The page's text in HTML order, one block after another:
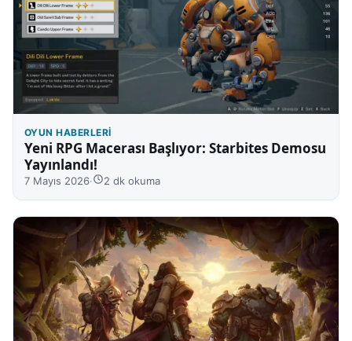
OYUN HABERLERI
Yeni RPG Macerası Başlıyor: Starbites Demosu
Yayınlandı!
7 Mayıs 2026· 2 dk okuma